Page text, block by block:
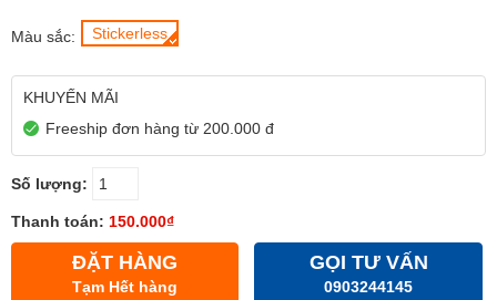
Màu sắc: Stickerless
KHUYẾN MÃI
Freeship đơn hàng từ 200.000 đ
Số lượng:
Thanh toán: 150.000₫
ĐẶT HÀNG
Tạm Hết hàng
GỌI TƯ VẤN
0903244145